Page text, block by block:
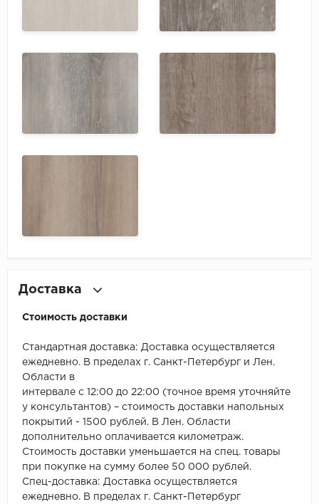
Доставка
Стоимость доставки
Стандартная доставка: Доставка осуществляется
ежедневно. В пределах г. Санкт-Петербург и Лен.
Области в
интервале с 12:00 до 22:00 (точное время уточняйте
у консультантов) – стоимость доставки напольных
покрытий - 1500 рублей. В Лен. Области
дополнительно оплачивается километраж.
Стоимость доставки уменьшается на спец. товары
при покупке на сумму более 50 000 рублей.
Спец-доставка: Доставка осуществляется
ежедневно. В пределах г. Санкт-Петербург